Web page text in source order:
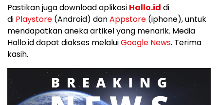
Pastikan juga download aplikasi Hallo.id di
di Playstore (Android) danAppstore (iphone), untuk
mendapatkan aneka artikel yang menarik. Media
Hallo.id dapat diakses melaluiGoogle News. Terima
kasih.